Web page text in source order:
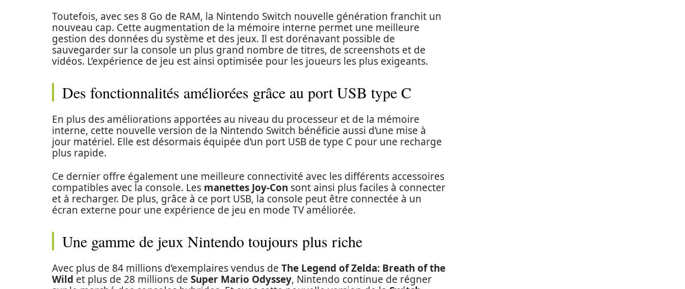
Toutefois, avec ses 8 Go de RAM, la Nintendo Switch nouvelle génération franchit un
nouveau cap. Cette augmentation de la mémoire interne permet une meilleure
gestion des données du système et des jeux. Il est dorénavant possible de
sauvegarder sur la console un plus grand nombre de titres, de screenshots et de
vidéos. L’expérience de jeu est ainsi optimisée pour les joueurs les plus exigeants.
Des fonctionnalités améliorées grâce au port USB type C
En plus des améliorations apportées au niveau du processeur et de la mémoire
interne, cette nouvelle version de la Nintendo Switch bénéficie aussi d’une mise à
jour matériel. Elle est désormais équipée d’un port USB de type C pour une recharge
plus rapide.
Ce dernier offre également une meilleure connectivité avec les différents accessoires
compatibles avec la console. Les manettes Joy-Con sont ainsi plus faciles à connecter
et à recharger. De plus, grâce à ce port USB, la console peut être connectée à un
écran externe pour une expérience de jeu en mode TV améliorée.
Une gamme de jeux Nintendo toujours plus riche
Avec plus de 84 millions d’exemplaires vendus de The Legend of Zelda: Breath of the
Wild et plus de 28 millions de Super Mario Odyssey, Nintendo continue de régner